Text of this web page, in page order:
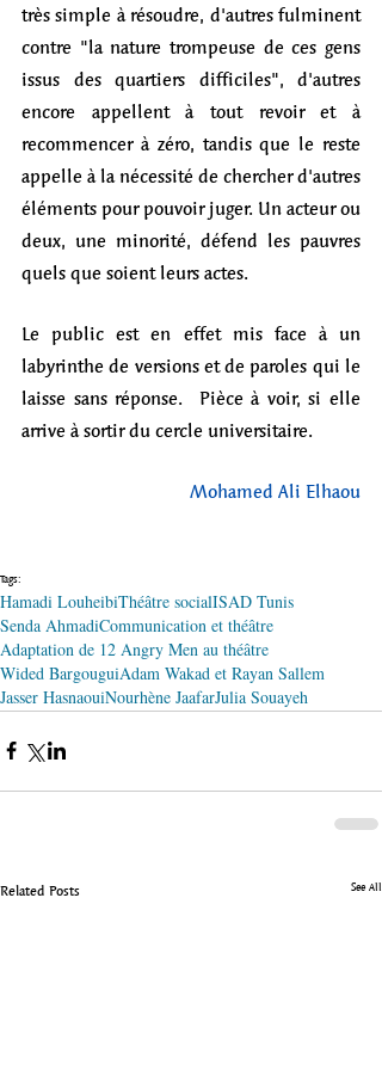
très simple à résoudre, d'autres fulminent
contre "la nature trompeuse de ces gens
issus des quartiers difficiles", d'autres
encore appellent à tout revoir et à
recommencer à zéro, tandis que le reste
appelle à la nécessité de chercher d'autres
éléments pour pouvoir juger. Un acteur ou
deux, une minorité, défend les pauvres
quels que soient leurs actes.
Le public est en effet mis face à un
labyrinthe de versions et de paroles qui le
laisse sans réponse.  Pièce à voir, si elle
arrive à sortir du cercle universitaire.
Mohamed Ali Elhaou
Tags:
Hamadi LouheibiThéâtre socialISAD Tunis
Senda AhmadiCommunication et théâtre
Adaptation de 12 Angry Men au théâtre
Wided BargouguiAdam Wakad et Rayan Sallem
Jasser HasnaouiNourhène JaafarJulia Souayeh
Related Posts See All